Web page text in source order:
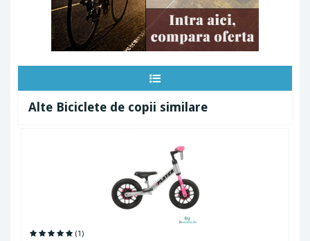
Alte Biciclete de copii similare
(1)